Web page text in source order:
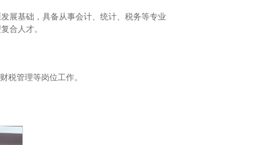
展基础，具备从事会计、统计、税务等专业
合人才。
税管理等岗位工作。